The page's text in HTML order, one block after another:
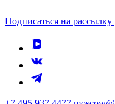
Подписаться на рассылку